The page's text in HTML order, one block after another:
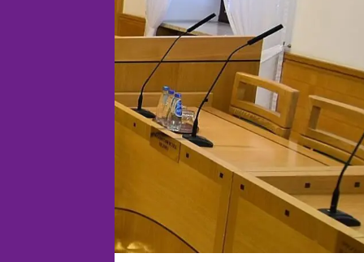
MiCA, AML/CFT, licencje CASP
i doradztwo dla firm krypto.
Obsługa prawna branży
kosmetycznej i medycyny
estetycznej.
Obsługa prawna restauracji,
barów, klubów i obiektów
Prawo dla firm